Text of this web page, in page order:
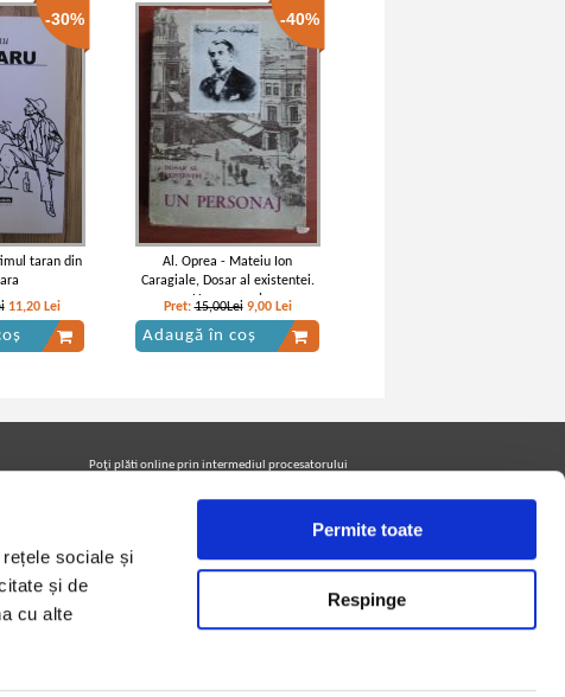
sociale și
și de
cu alte
Permite toate
Respinge
-30%
taran din
11,20 Lei
-40%
Al. Oprea - Mateiu Ion
Caragiale, Dosar al existentei.
Un personaj
Pret:15,00Lei 9,00 Lei
Adaugă în coș
Poţi plăti online prin intermediul procesatorului
Urmăreşte-ne pe facebook pentru a fi la curent cu